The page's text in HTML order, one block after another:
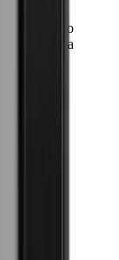
o Artevino
e porta